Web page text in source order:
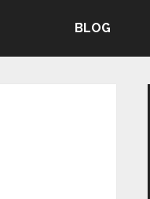
BLOG